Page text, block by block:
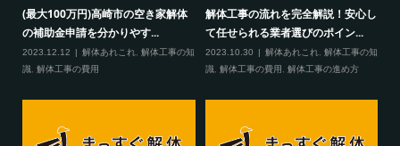
(最大100万円)高崎市の空き家解体
の補助金申請を分かりやす...
2023.12.12 解体あれこれ
解体工事の知
識
解体工事の費用
解体工事の流れを完全解説！安心し
て任せられる業者選びのポイン...
2023.10.30 解体あれこれ
解体工事の知
識
解体工事の費用 解体工事の進め方